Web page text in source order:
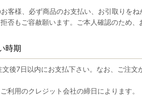
客様、必ず商品のお支払い、お引取りをね
否もご容赦願います。ご本人確認のため、
時期
後7日以内にお支払下さい。なお、ご注
利用のクレジット会社の締日によります。